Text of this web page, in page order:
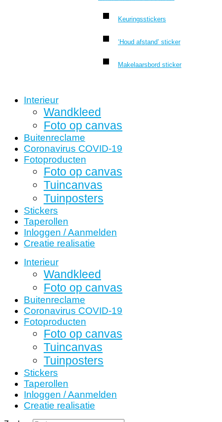
Keuringsstickers
‘Houd afstand’ sticker
Makelaarsbord sticker
Interieur
Wandkleed
Foto op canvas
Buitenreclame
Coronavirus COVID-19
Fotoproducten
Foto op canvas
Tuincanvas
Tuinposters
Stickers
Taperollen
Inloggen / Aanmelden
Creatie realisatie
Interieur
Wandkleed
Foto op canvas
Buitenreclame
Coronavirus COVID-19
Fotoproducten
Foto op canvas
Tuincanvas
Tuinposters
Stickers
Taperollen
Inloggen / Aanmelden
Creatie realisatie